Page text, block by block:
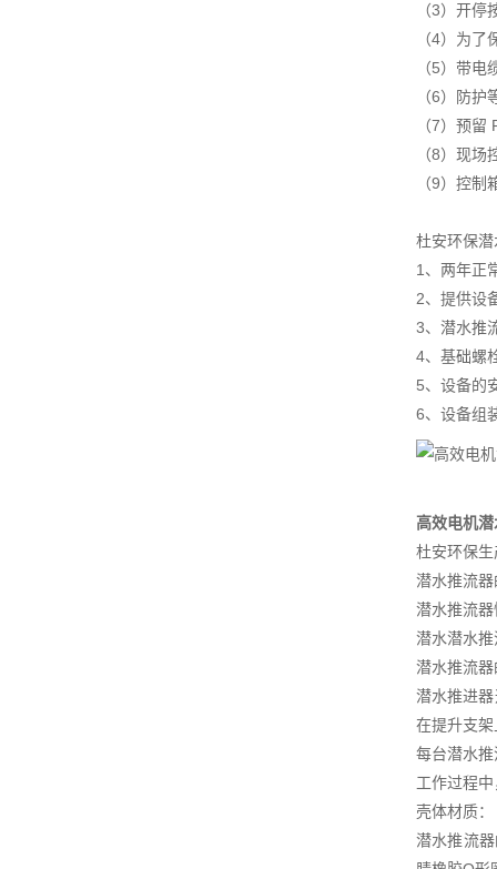
（3）开
（4）为
（5）带电
（6）防护
（7）预
（8）现
（9）控
杜安环保
1、两年正
2、提供设
3、潜水推
4、基础螺
5、设备的
6、设备组
高效电机
杜安环保
潜水推流
潜水推流
潜水潜水
潜水推流
潜水推进
在提升支
每台潜水
工作过程
壳体材质：
潜水推流